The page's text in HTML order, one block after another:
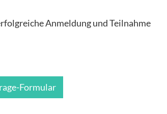
Anmeldung und Teilnahme
Formular